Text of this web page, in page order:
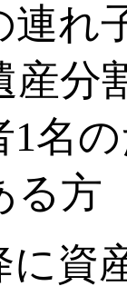
連れ
産分
1名
る方
に資